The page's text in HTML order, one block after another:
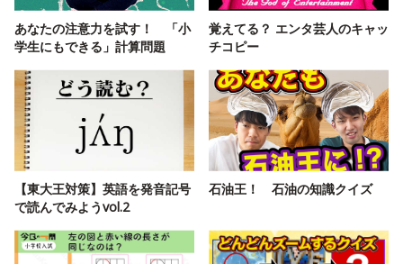
あなたの注意力を試す！ 「小
学生にもできる」計算問題
覚えてる？ エンタ芸人のキャッ
チコピー
【東大王対策】英語を発音記号
で読んでみようvol.2
石油王！ 石油の知識クイズ